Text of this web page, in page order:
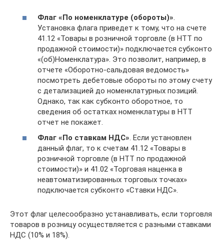
Флаг «По номенклатуре (обороты)»
Установка флага приведет к тому, что на счете
41.12 «Товары в розничной торговле (в НТТ по
продажной стоимости)» подключается субконто
«(об)Номенклатура». Это позволит, например, в
отчете «Оборотно-сальдовая ведомость»
посмотреть дебетовые обороты по этому счету
с детализацией до номенклатурных позиций.
Однако, так как субконто оборотное, то
сведения об остатках номенклатуры в НТТ
отчет не покажет.
Флаг «По ставкам НДС». Если установлен
данный флаг, то к счетам 41.12 «Товары в
розничной торговле (в НТТ по продажной
стоимости)» и 41.02 «Торговая наценка в
неавтоматизированных торговых точках»
подключается субконто «Ставки НДС».
Этот флаг целесообразно устанавливать, если торговля
товаров в розницу осуществляется с разными ставками
НДС (10% и 18%).